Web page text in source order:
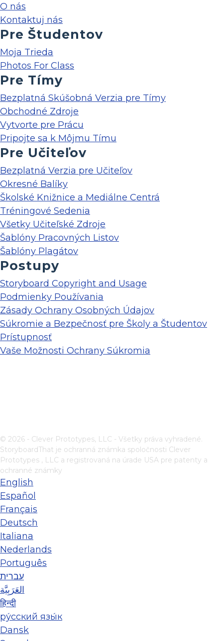
O nás
Kontaktuj nás
Pre Študentov
Moja Trieda
Photos For Class
Pre Tímy
Bezplatná Skúšobná Verzia pre Tímy
Obchodné Zdroje
Vytvorte pre Prácu
Pripojte sa k Môjmu Tímu
Pre Učiteľov
Bezplatná Verzia pre Učiteľov
Okresné Balíky
Školské Knižnice a Mediálne Centrá
Tréningové Sedenia
Všetky Učiteľské Zdroje
Šablóny Pracovných Listov
Šablóny Plagátov
Postupy
Storyboard Copyright and Usage
Podmienky Používania
Zásady Ochrany Osobných Údajov
Súkromie a Bezpečnosť pre Školy a Študentov
Prístupnosť
Vaše Možnosti Ochrany Súkromia
© 2026 - Clever Prototypes, LLC - Všetky práva vyhradené.
StoryboardThat je ochranná známka spoločnosti Clever
Prototypes , LLC a registrovaná na úrade USA pre patenty a
ochranné známky
English
Español
Français
Deutsch
Italiana
Nederlands
Português
עברית
العَرَبِيَّة
हिन्दी
ру́сский язы́к
Dansk